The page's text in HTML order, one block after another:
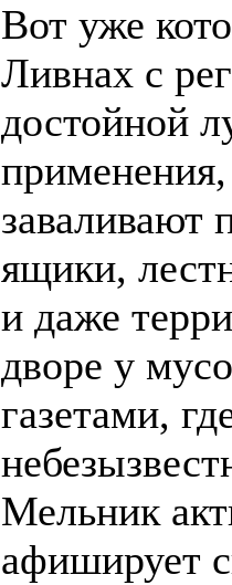
Вот уже
Ливнах с
достойной
заваливают
ящики,
и даже
дворе у
газетами,
Мельник
афиширует